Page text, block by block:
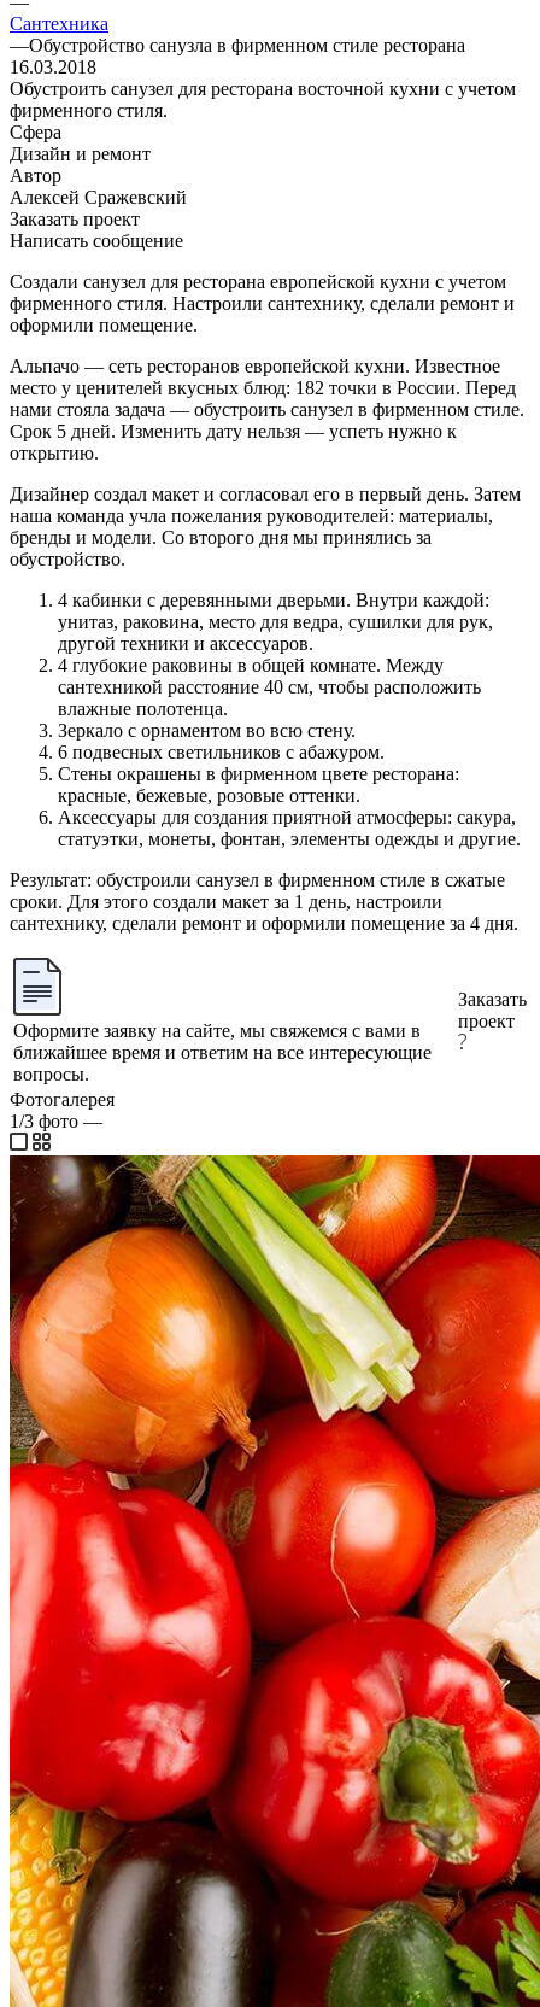
Сантехника
—Обустройство санузла в фирменном стиле ресторана
16.03.2018
Обустроить санузел для ресторана восточной кухни с учетом
фирменного стиля.
Сфера
Дизайн и ремонт
Автор
Алексей Сражевский
Заказать проект
Написать сообщение
Создали санузел для ресторана европейской кухни с учетом
фирменного стиля. Настроили сантехнику, сделали ремонт и
оформили помещение.
Альпачо — сеть ресторанов европейской кухни. Известное
место у ценителей вкусных блюд: 182 точки в России. Перед
нами стояла задача — обустроить санузел в фирменном стиле.
Срок 5 дней. Изменить дату нельзя — успеть нужно к
открытию.
Дизайнер создал макет и согласовал его в первый день. Затем
наша команда учла пожелания руководителей: материалы,
бренды и модели. Со второго дня мы принялись за
обустройство.
4 кабинки с деревянными дверьми. Внутри каждой:
унитаз, раковина, место для ведра, сушилки для рук,
другой техники и аксессуаров.
4 глубокие раковины в общей комнате. Между
сантехникой расстояние 40 см, чтобы расположить
влажные полотенца.
Зеркало с орнаментом во всю стену.
6 подвесных светильников с абажуром.
Стены окрашены в фирменном цвете ресторана:
красные, бежевые, розовые оттенки.
Аксессуары для создания приятной атмосферы: сакура,
статуэтки, монеты, фонтан, элементы одежды и другие.
Результат: обустроили санузел в фирменном стиле в сжатые
сроки. Для этого создали макет за 1 день, настроили
сантехнику, сделали ремонт и оформили помещение за 4 дня.
Оформите заявку на сайте, мы свяжемся с вами в
ближайшее время и ответим на все интересующие
вопросы.
Заказать
проект
Фотогалерея
1/3 фото —